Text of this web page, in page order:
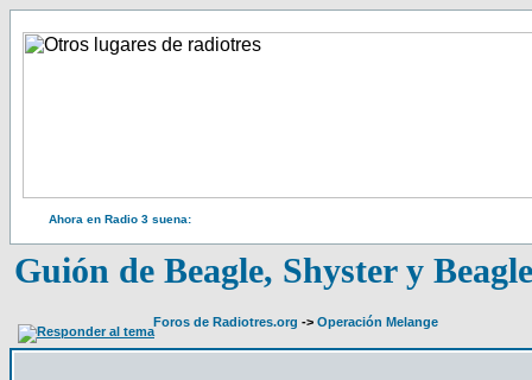
Ahora en Radio 3 suena:
Guión de Beagle, Shyster y
Foros de Radiotres.org -> Operación Melange